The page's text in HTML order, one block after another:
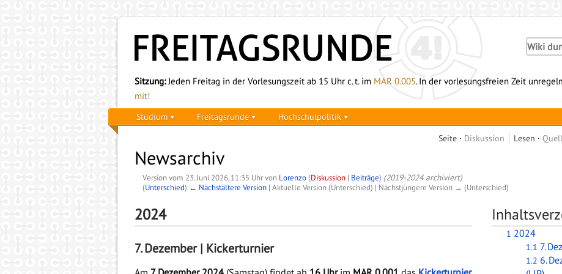
Sitzung:Jeden Freitag in der Vorlesungszeit ab 15 Uhr c. t. im MAR 0.005. In der vorlesungsfreien Zeit
mit!
Studium Freitagsrunde Hochschulpolitik
Seite
Diskussion Lesen
Newsarchiv
Version vom 23. Juni 2026, 11:35 Uhr von Lorenzo(Diskussion | Beiträge) (2019-2024 archiviert)
(Unterschied) ← Nächstältere Version | Aktuelle Version (Unterschied) | Nächstjüngere Version → (Unterschied)
1 2024
1.1 7.
1.2 6.
2024
7. Dezember | Kickerturnier